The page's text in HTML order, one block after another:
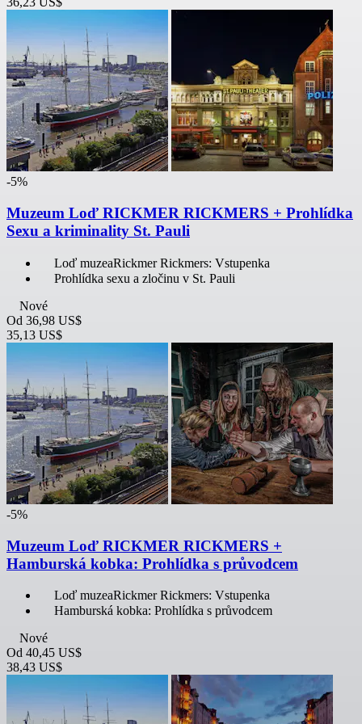
-5%
Muzeum Loď RICKMER RICKMERS + Prohlídka
Sexu a kriminality St. Pauli
Loď muzeaRickmer Rickmers: Vstupenka
Prohlídka sexu a zločinu v St. Pauli
Nové
Od 36,98 US$
35,13 US$
-5%
Muzeum Loď RICKMER RICKMERS +
Hamburská kobka: Prohlídka s průvodcem
Loď muzeaRickmer Rickmers: Vstupenka
Hamburská kobka: Prohlídka s průvodcem
Nové
Od 40,45 US$
38,43 US$